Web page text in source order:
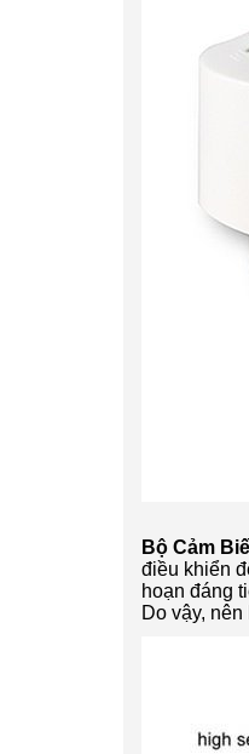
Bộ Cảm
điều khiển
hoạn đáng
Do vậy,